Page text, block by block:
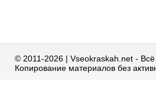
© 2011-2026 | Vseokraskah.net - Всё
Копирование материалов без